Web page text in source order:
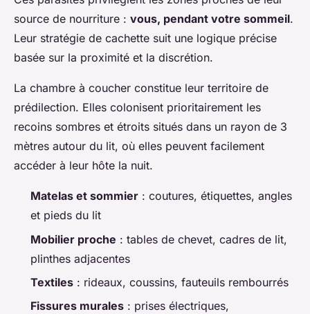
source de nourriture : vous, pendant votre sommeil.
Leur stratégie de cachette suit une logique précise
basée sur la proximité et la discrétion.
La chambre à coucher constitue leur territoire de
prédilection. Elles colonisent prioritairement les
recoins sombres et étroits situés dans un rayon de 3
mètres autour du lit, où elles peuvent facilement
accéder à leur hôte la nuit.
Matelas et sommier : coutures, étiquettes, angles
et pieds du lit
Mobilier proche : tables de chevet, cadres de lit,
plinthes adjacentes
Textiles : rideaux, coussins, fauteuils rembourrés
Fissures murales : prises électriques,